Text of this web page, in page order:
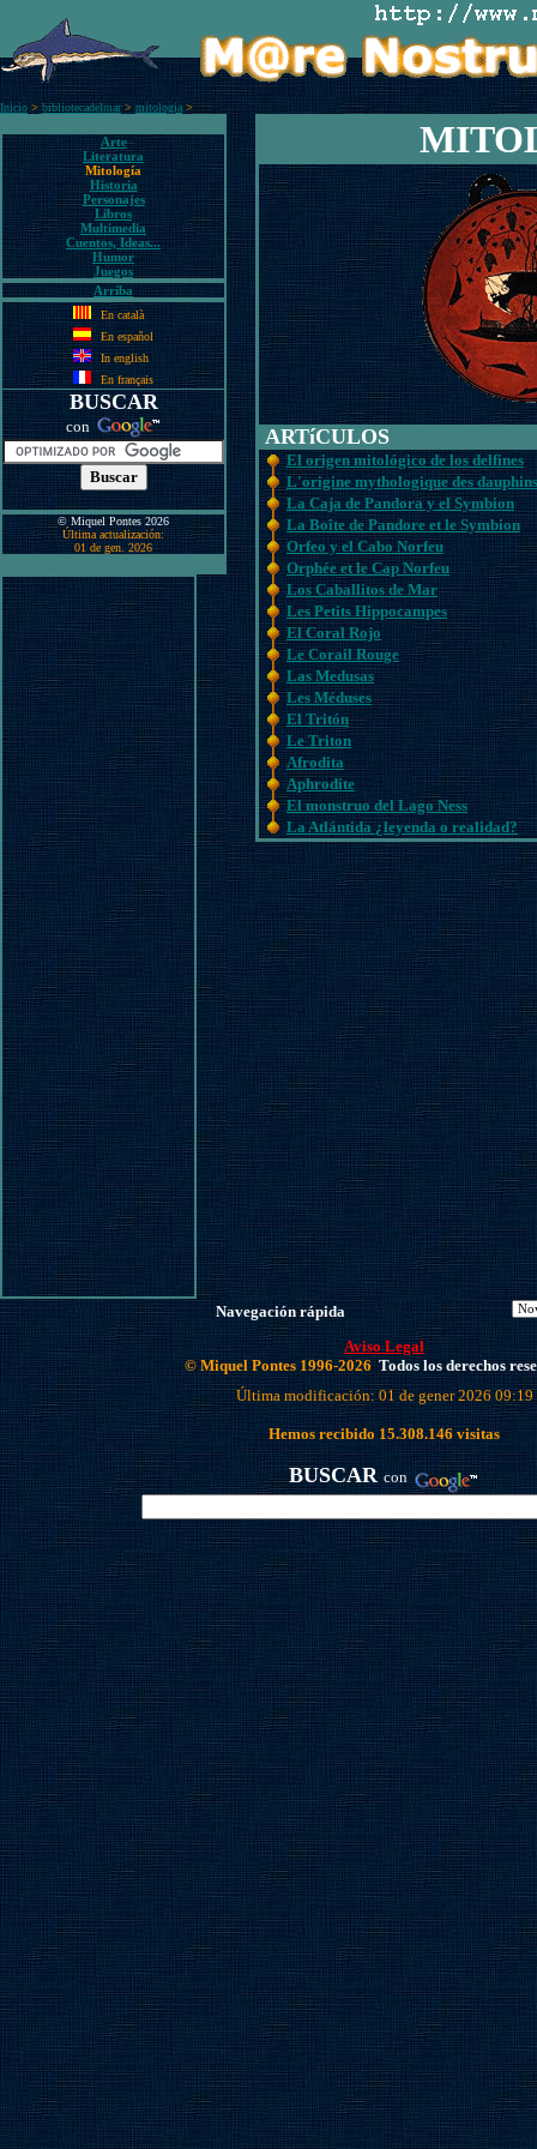
Inicio >bibliotecadelmar> mitologia >
Arte
Literatura
Mitología
Historia
Personajes
Libros
Multimedia
Cuentos, Ideas...
Humor
Juegos
Arriba
En català
En español
In english
En français
BUSCAR
con
© Miquel Pontes 2026
Última actualización:
01 de gen. 2026
ARTíCULOS
El origen mitológico de los delfines
L'origine mythologique des dauphins
La Caja de Pandora y el Symbion
La Boîte de Pandore et le Symbion
Orfeo y el Cabo Norfeu
Orphée et le Cap Norfeu
Los Caballitos de Mar
Les Petits Hippocampes
El Coral Rojo
Le Corail Rouge
Las Medusas
Les Méduses
El Tritón
Le Triton
Afrodita
Aphrodite
El monstruo del Lago Ness
La Atlántida ¿leyenda o realidad?
Navegación rápida
Aviso Legal
© Miquel Pontes 1996-2026 Todos los derechos
Última modificación: 01 de gener 2026 09:19
Hemos recibido 15.308.146 visitas
BUSCAR con